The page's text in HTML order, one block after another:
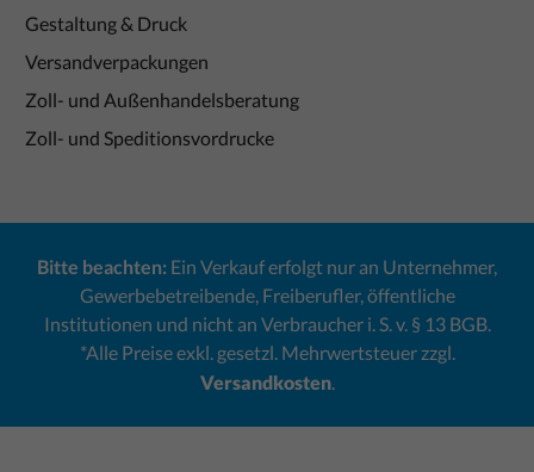
Gestaltung & Druck
Versandverpackungen
Zoll- und Außenhandelsberatung
Zoll- und Speditionsvordrucke
Bitte beachten: Ein Verkauf erfolgt nur an Unternehmer,
Gewerbebetreibende, Freiberufler, öffentliche
Institutionen und nicht an Verbraucher i. S. v. § 13 BGB.
*Alle Preise exkl. gesetzl. Mehrwertsteuer zzgl.
Versandkosten.